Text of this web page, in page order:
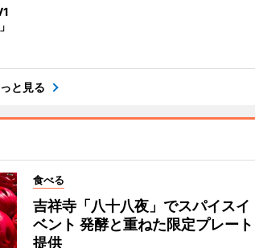
と見る
食べる
吉祥寺「八十八夜」でスパイスイ
ベント 発酵と重ねた限定プレート
提供